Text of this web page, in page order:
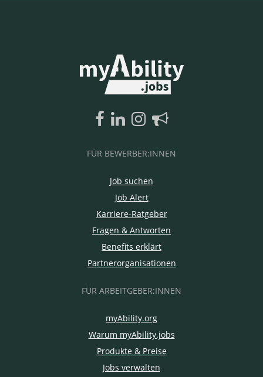
FÜR BEWERBER:INNEN
Job suchen
Job Alert
Karriere-Ratgeber
Fragen & Antworten
Benefits erklärt
Partnerorganisationen
FÜR ARBEITGEBER:INNEN
myAbility.org
Warum myAbility.jobs
Produkte & Preise
Jobs verwalten